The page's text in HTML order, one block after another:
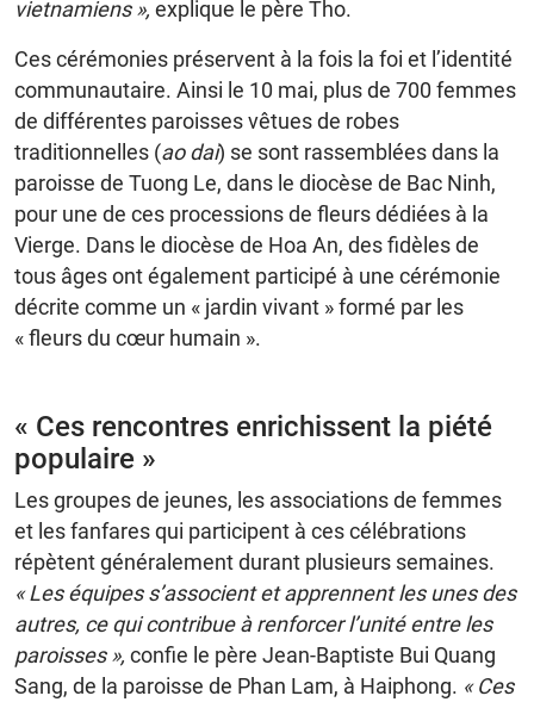
vietnamiens », explique le père Tho.
Ces cérémonies préservent à la fois la foi et l’identité
communautaire. Ainsi le 10 mai, plus de 700 femmes
de différentes paroisses vêtues de robes
traditionnelles (ao dai) se sont rassemblées dans la
paroisse de Tuong Le, dans le diocèse de Bac Ninh,
pour une de ces processions de fleurs dédiées à la
Vierge. Dans le diocèse de Hoa An, des fidèles de
tous âges ont également participé à une cérémonie
décrite comme un « jardin vivant » formé par les
« fleurs du cœur humain ».
« Ces rencontres enrichissent la piété
populaire »
Les groupes de jeunes, les associations de femmes
et les fanfares qui participent à ces célébrations
répètent généralement durant plusieurs semaines.
« Les équipes s’associent et apprennent les unes des
autres, ce qui contribue à renforcer l’unité entre les
paroisses », confie le père Jean-Baptiste Bui Quang
Sang, de la paroisse de Phan Lam, à Haiphong. « Ces